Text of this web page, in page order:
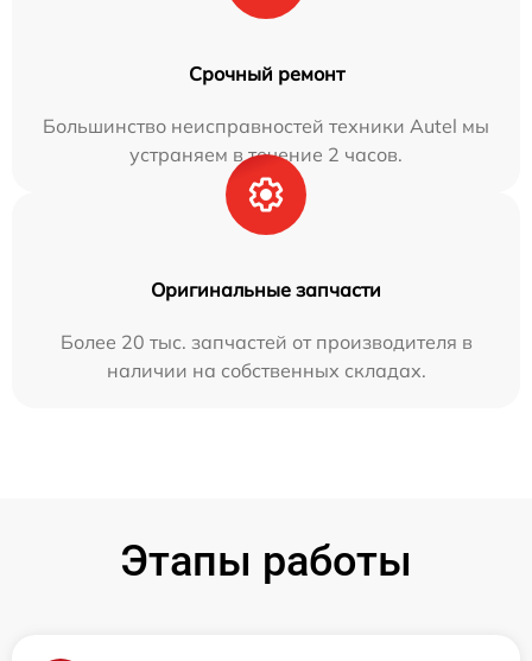
Срочный ремонт
Большинство неисправностей техники Autel мы
устраняем в течение 2 часов.
Оригинальные запчасти
Более 20 тыс. запчастей от производителя в
наличии на собственных складах.
Этапы работы